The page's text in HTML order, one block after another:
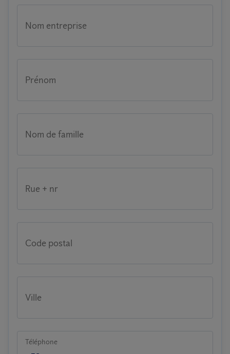
Nom entreprise
Prénom
Nom de famille
Rue + nr
Code postal
Ville
Téléphone